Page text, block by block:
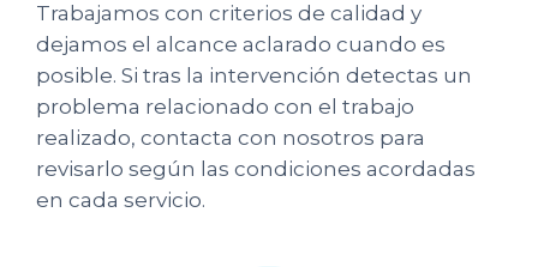
Trabajamos con criterios de calidad y
dejamos el alcance aclarado cuando es
posible. Si tras la intervención detectas un
problema relacionado con el trabajo
realizado, contacta con nosotros para
revisarlo según las condiciones acordadas
en cada servicio.